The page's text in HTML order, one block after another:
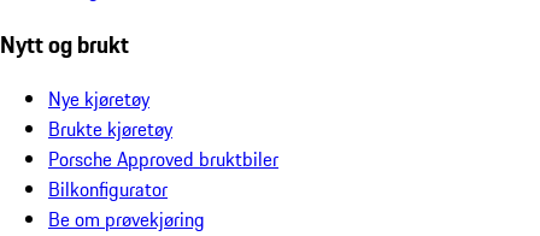
Nytt og brukt
Nye kjøretøy
Brukte kjøretøy
Porsche Approved bruktbiler
Bilkonfigurator
Be om prøvekjøring